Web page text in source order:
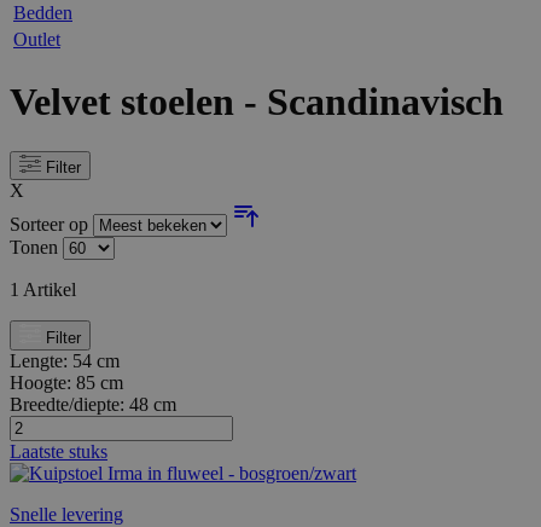
Bedden
Outlet
Velvet stoelen - Scandinavisch
Filter
X
Sorteer op
Tonen
1 Artikel
Filter
Lengte: 54 cm
Hoogte: 85 cm
Breedte/diepte: 48 cm
Laatste stuks
Snelle levering